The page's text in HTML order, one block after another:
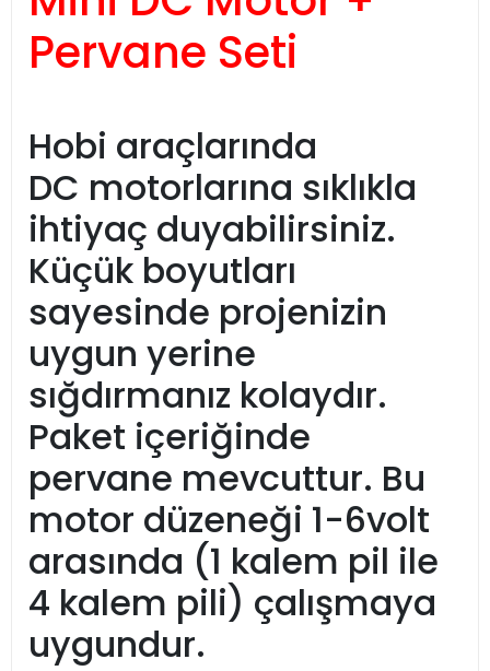
Pervane Seti
Hobi araçlarında
DC motorlarına sıklıkla
ihtiyaç duyabilirsiniz.
Küçük boyutları
sayesinde projenizin
uygun yerine
sığdırmanız kolaydır.
Paket içeriğinde
pervane mevcuttur. Bu
motor düzeneği 1-6volt
arasında (1 kalem pil ile
4 kalem pili) çalışmaya
uygundur.